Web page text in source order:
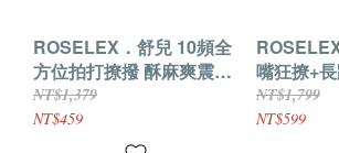
ROSELEX．舒兒 10頻全
方位拍打撩撥 酥麻爽震
APP智能遠控情趣跳蛋
【粉色】
NT$1,379
NT$459
嘴狂撩+
同爽 APP
蛋【粉色】
NT$1,799
NT$599